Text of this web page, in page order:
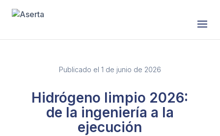
Saltar al contenido
Publicado el 1 de junio de 2026
Hidrógeno limpio 2026:
de la ingeniería a la
ejecución